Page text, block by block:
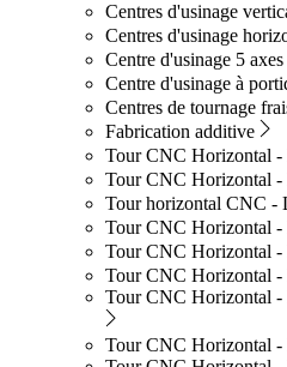
Centres d'usinage
Centres d'usinage
Centre d'usinage 5
Centre d'usinage à
Centres de tournage
Fabrication additive
Tour CNC Horizontal -
Tour CNC Horizontal -
Tour horizontal CNC -
Tour CNC Horizontal -
Tour CNC Horizontal
Tour CNC Horizontal
Tour CNC Horizontal -
Tour CNC Horizontal -